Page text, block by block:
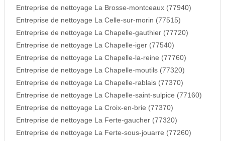
Entreprise de nettoyage La Brosse-montceaux (77940)
Entreprise de nettoyage La Celle-sur-morin (77515)
Entreprise de nettoyage La Chapelle-gauthier (77720)
Entreprise de nettoyage La Chapelle-iger (77540)
Entreprise de nettoyage La Chapelle-la-reine (77760)
Entreprise de nettoyage La Chapelle-moutils (77320)
Entreprise de nettoyage La Chapelle-rablais (77370)
Entreprise de nettoyage La Chapelle-saint-sulpice (77160)
Entreprise de nettoyage La Croix-en-brie (77370)
Entreprise de nettoyage La Ferte-gaucher (77320)
Entreprise de nettoyage La Ferte-sous-jouarre (77260)